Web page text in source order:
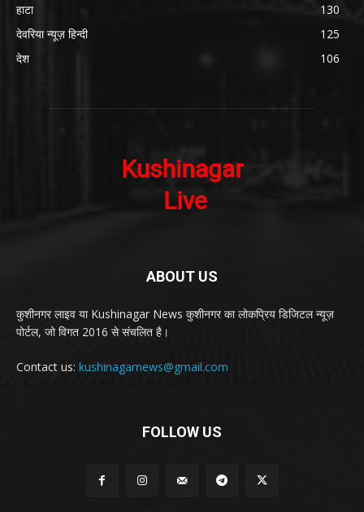
हाटा
130
देवरिया न्यूज़ हिन्दी
125
देश
106
ABOUT US
कुशीनगर लाइव या Kushinagar News कुशीनगर का लोकप्रिय डिजिटल न्यूज़
पोर्टल, जो विगत 2016 से संचलित है।
Contact us: kushinagarnews@gmail.com
FOLLOW US